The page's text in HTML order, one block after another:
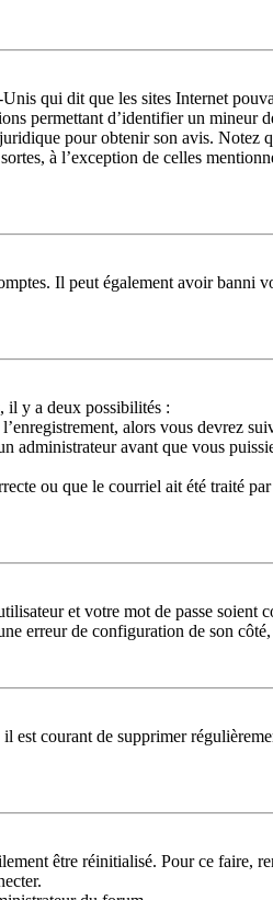
qui dit que les sites Internet
permettant d’identifier un mineur
pour obtenir son avis.
à l’exception de celles
Il peut également avoir banni
il y a deux possibilités :
alors vous devrez
administrateur avant que vous
ou que le courriel ait été traité
et votre mot de passe
erreur de configuration de son
courant de supprimer
être réinitialisé. Pour ce faire,